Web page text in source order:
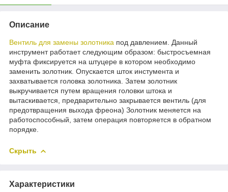
Описание
Вентиль для замены золотника под давлением. Данный
инструмент работает следующим образом: быстросъемная
муфта фиксируется на штуцере в котором необходимо
заменить золотник. Опускается шток инстумента и
захватывается головка золотника. Затем золотник
выкручивается путем вращения головки штока и
вытаскивается, предварительно закрывается вентиль (для
предотвращения выхода фреона) Золотник меняется на
работоспособный, затем операция повторяется в обратном
порядке.
Скрыть
Характеристики